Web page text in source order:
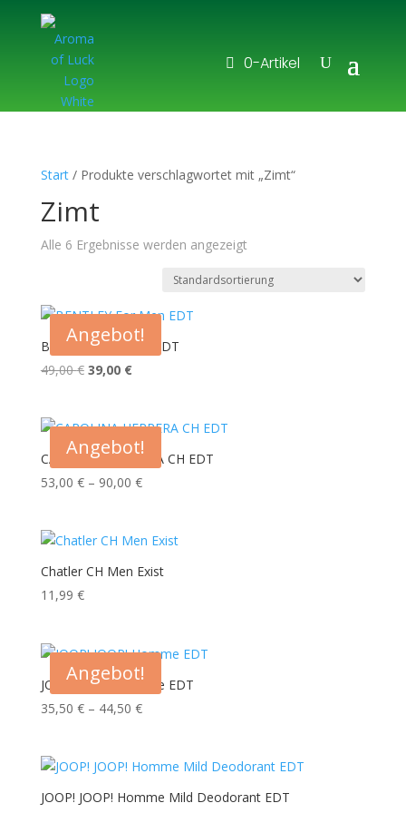
0-Artikel
Start/ Produkte verschlagwortet mit „Zimt“
Zimt
Alle 6 Ergebnisse werden angezeigt
Angebot!
BENTLEY For Men EDT
49,00€ Ursprünglicher
49,00 €
39,00 €Aktueller
39,00 €.
Angebot!
CAROLINA HERRERA CH EDT
53,00 € – 90,00 €Preisspanne:
90,00 €
Chatler CH Men Exist
11,99 €
Angebot!
JOOP! JOOP! Homme EDT
35,50 € – 44,50 €Preisspanne:
44,50 €
JOOP! JOOP! Homme Mild Deodorant EDT